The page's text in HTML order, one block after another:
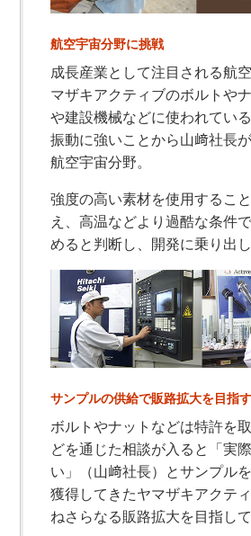
航空宇宙分野に挑戦
成長産業として注目される航
マザキアクティブのボルトや
や建設機械などに使われてい
振動に強いことから山﨑社長
航空宇宙分野。
強度の高い素材を使用するこ
え、高温などより過酷な条件
めると判断し、開発に乗り出し
サンプルの供給で販路拡大を目指す
ボルトやナットなどは特許を
どを通じた相談が入ると「実
い」（山﨑社長）とサンプル
獲得してきたヤマザキアクテ
ねさらなる販路拡大を目指して